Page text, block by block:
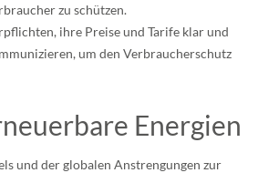
zu schützen.
ihre Preise und Tarife klar und
um den Verbraucherschutz
Energien
und der globalen Anstrengungen zur